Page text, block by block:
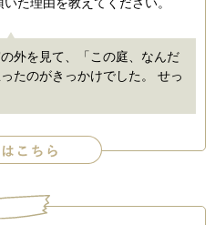
外を見て、「この庭、なんだ
たのがきっかけでした。 せっ